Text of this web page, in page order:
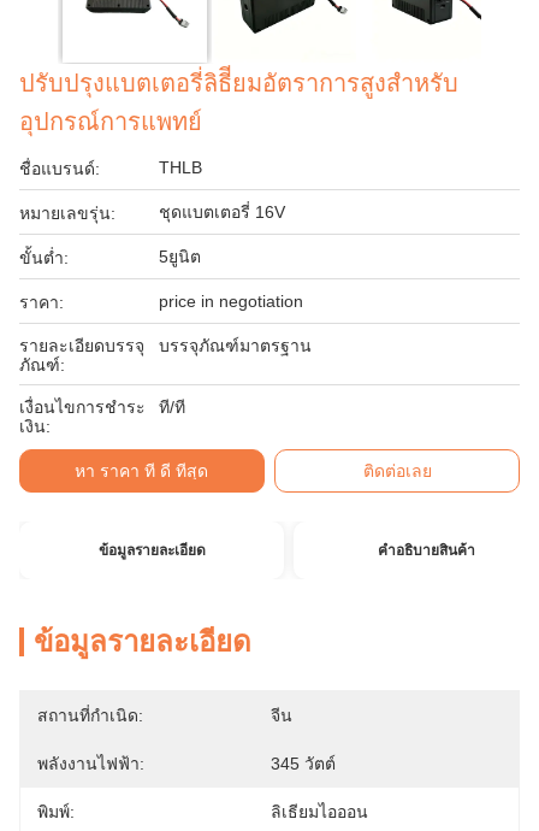
ปรับปรุงแบตเตอรี่ลิธีียมอัตราการสูงสําหรับ
อุปกรณ์การแพทย์
ชื่อแบรนด์: THLB
หมายเลขรุ่น: ชุดแบตเตอรี่ 16V
ขั้นต่ำ: 5ยูนิต
ราคา: price in negotiation
รายละเอียดบรรจุ
ภัณฑ์:
บรรจุภัณฑ์มาตรฐาน
เงื่อนไขการชำระ
เงิน:
ที/ที
หา ราคา ที่ ดี ที่สุด ติดต่อเลย
ข้อมูลรายละเอียด คําอธิบายสินค้า
ข้อมูลรายละเอียด
สถานที่กำเนิด: จีน
พลังงานไฟฟ้า: 345 วัตต์
พิมพ์: ลิเธียมไอออน